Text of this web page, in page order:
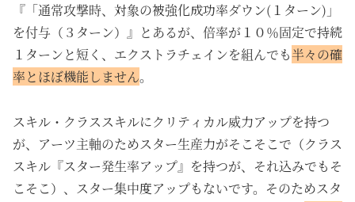
『「通常攻撃時、対象の被強化成功率ダウン(１ターン)」
を付与（３ターン）』とあるが、倍率が１０％固定で持続
１ターンと短く、エクストラチェインを組んでも半々の確
率とほぼ機能しません。
スキル・クラススキルにクリティカル威力アップを持つ
が、アーツ主軸のためスター生産力がそこそこで（クラス
スキル『スター発生率アップ』を持つが、それ込みでもそ
こそこ）、スター集中度アップもないです。そのためスタ